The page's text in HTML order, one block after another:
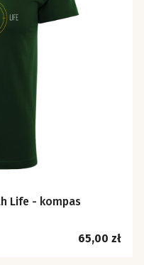
Life - kompas
Cena
65,00 zł